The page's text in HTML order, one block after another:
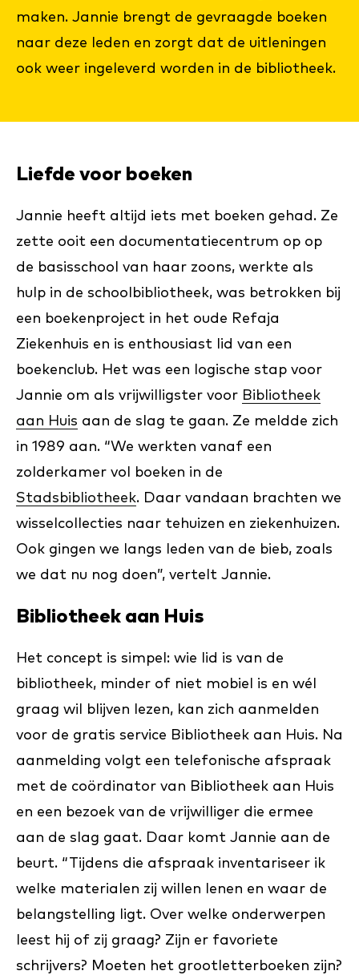
maken. Jannie brengt de gevraagde boeken
naar deze leden en zorgt dat de uitleningen
ook weer ingeleverd worden in de bibliotheek.
Liefde voor boeken
Jannie heeft altijd iets met boeken gehad. Ze
zette ooit een documentatiecentrum op op
de basisschool van haar zoons, werkte als
hulp in de schoolbibliotheek, was betrokken bij
een boekenproject in het oude Refaja
Ziekenhuis en is enthousiast lid van een
boekenclub. Het was een logische stap voor
Jannie om als vrijwilligster voor Bibliotheek
aan Huis aan de slag te gaan. Ze meldde zich
in 1989 aan. “We werkten vanaf een
zolderkamer vol boeken in de
Stadsbibliotheek. Daar vandaan brachten we
wisselcollecties naar tehuizen en ziekenhuizen.
Ook gingen we langs leden van de bieb, zoals
we dat nu nog doen”, vertelt Jannie.
Bibliotheek aan Huis
Het concept is simpel: wie lid is van de
bibliotheek, minder of niet mobiel is en wél
graag wil blijven lezen, kan zich aanmelden
voor de gratis service Bibliotheek aan Huis. Na
aanmelding volgt een telefonische afspraak
met de coördinator van Bibliotheek aan Huis
en een bezoek van de vrijwilliger die ermee
aan de slag gaat. Daar komt Jannie aan de
beurt. “Tijdens die afspraak inventariseer ik
welke materialen zij willen lenen en waar de
belangstelling ligt. Over welke onderwerpen
leest hij of zij graag? Zijn er favoriete
schrijvers? Moeten het grootletterboeken zijn?